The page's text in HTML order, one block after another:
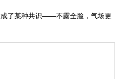
了某种共识——不露全脸，气场更